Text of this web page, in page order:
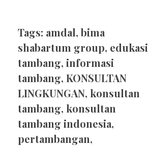
Tags: amdal, bima
shabartum group, edukasi
tambang, informasi
tambang, KONSULTAN
LINGKUNGAN, konsultan
tambang, konsultan
tambang indonesia,
pertambangan,